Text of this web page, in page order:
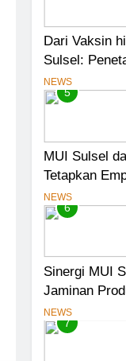
Dari Vaksin
Sulsel:
Sains
NEWS
5
MUI Sulsel
Tetapkan
NEWS
6
Sinergi MUI
Jaminan
Tetapkan
NEWS
7